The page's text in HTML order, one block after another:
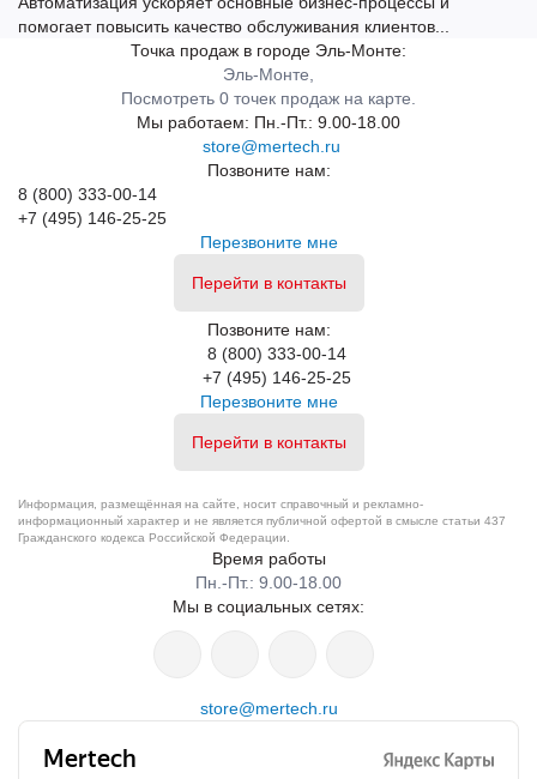
помогает повысить качество обслуживания клиентов...
Точка продаж в городе Эль-Монте:
Эль-Монте,
Посмотреть 0 точек продаж на карте.
Мы работаем: Пн.-Пт.: 9.00-18.00
store@mertech.ru
Позвоните нам:
8 (800) 333-00-14
+7 (495) 146-25-25
Перезвоните мне
Перейти в контакты
Позвоните нам:
8 (800) 333-00-14
+7 (495) 146-25-25
Перезвоните мне
Перейти в контакты
Информация, размещённая на сайте, носит справочный и рекламно-
информационный характер и не является публичной офертой в смысле статьи 437
Гражданского кодекса Российской Федерации.
Время работы
Пн.-Пт.: 9.00-18.00
Мы в социальных сетях:
store@mertech.ru